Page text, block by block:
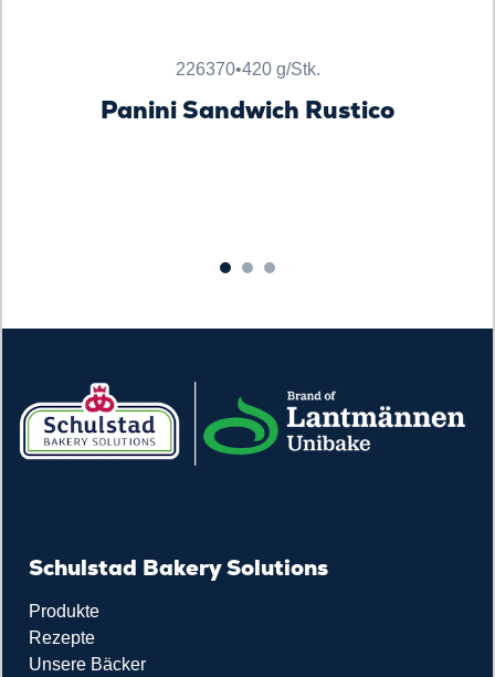
226370•420 g/Stk.
Panini Sandwich Rustico
Schulstad Bakery Solutions
Produkte
Rezepte
Unsere Bäcker